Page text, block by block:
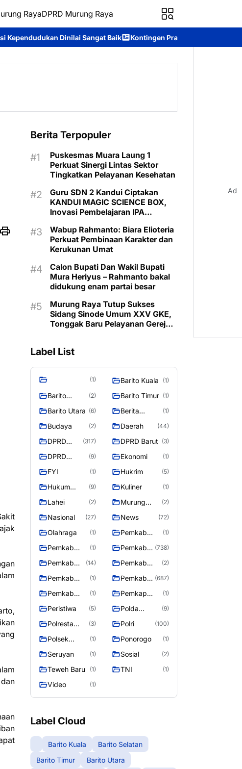
RayaDPRD Murung Raya
Baik Kontingen Pramuka Murung Raya Siap Harumkan Nama
Berita Terpopuler
Puskesmas Muara Laung 1
Perkuat Sinergi Lintas Sektor
Tingkatkan Pelayanan Kesehatan
Guru SDN 2 Kandui Ciptakan
KANDUI MAGIC SCIENCE BOX,
Inovasi Pembelajaran IPA
Wabup Rahmanto: Biara Elioteria
Perkuat Pembinaan Karakter dan
Kerukunan Umat
Calon Bupati Dan Wakil Bupati
Mura Heriyus – Rahmanto bakal
didukung enam partai besar
Murung Raya Tutup Sukses
Sidang Sinode Umum XXV GKE,
Tonggak Baru Pelayanan Gereja
Label List
(1) Barito Kuala (1)
Barito
(2) Barito Timur (1)
Barito Utara (6)
Berita
Raya
(1)
Budaya (2) Daerah (44)
DPRD
Utara
(317) DPRD Barut (3)
DPRD
RAYA
(9) Ekonomi (1)
FYI (1) Hukrim (5)
Hukum
(9) Kuliner (1)
Lahei (2)
Murung
(2)
Nasional (27) News (72)
Olahraga (1)
Pemkab
Barifo Utara
(1)
Pemkab
(1)
Pemkab
Utara
(738)
Pemkab
(14)
Pemkab
(2)
Pemkab
(1)
Pemkab
Raya
(687)
Pemkab
(1)
Pemkap
Raya
(1)
Peristiwa (5)
Polda
(9)
Polresta
Raya
(3) Polri (100)
Polsek
(1) Ponorogo (1)
Seruyan (1) Sosial (2)
Teweh Baru (1) TNI (1)
Video (1)
Label Cloud
Barito Kuala
Barito Selatan
Barito Timur
Barito Utara
Ad